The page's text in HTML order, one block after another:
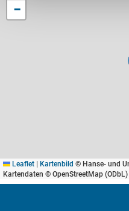
−
Leaflet | Kartenbild © Hanse- und
Kartendaten © OpenStreetMap